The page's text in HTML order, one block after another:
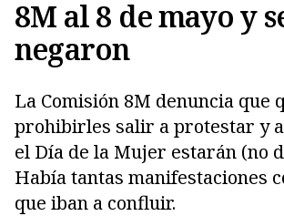
8M al 8 de mayo y
negaron
La Comisión 8M denuncia que
prohibirles salir a protestar y
el Día de la Mujer estarán (no
Había tantas manifestaciones
que iban a confluir.